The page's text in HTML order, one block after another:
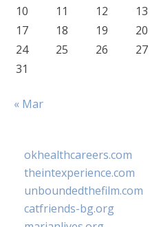
10
11 12 13
17
18 19 20
24
25 26 27
31
« Mar
okhealthcareers.com
theintexperience.com
unboundedthefilm.com
catfriends-bg.org